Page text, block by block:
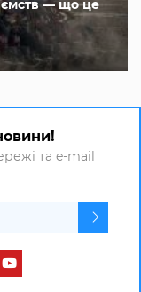
— що це
та e-mail